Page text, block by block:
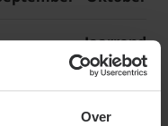
Over
Jaarrond
Small